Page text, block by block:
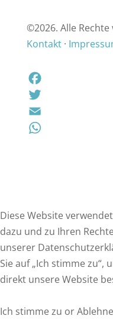
©2026. Alle
Kontakt·
F
a
c
k
T
w
r
E
s
A
p
p
F
a
e
T
im
W
Diese Website
dazu und zu Ihren
unserer
Sie auf „Ich stimme zu“,
direkt unsere Website
Ich stimme zu or